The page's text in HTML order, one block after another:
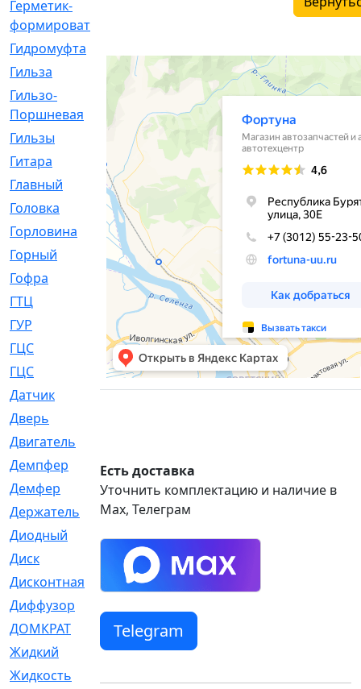
Герметик-
формирователь
Гидромуфта
Гильза
[56]
Гильзо-
Поршневая
[13]
Гильзы
[259]
Гитара
[7]
Главный
[29]
Головка
[28]
Горловина
[14]
Горный
[1]
Гофра
[86]
ГТЦ
[96]
ГУР
ГЦC
[6]
ГЦС
[74]
Датчик
[969]
Дверь
Двигатель
Демпфер
[2]
Демфер
[1]
Держатель
[5]
Диодный
[3]
Диск
[418]
Дисконтная
[1]
Диффузор
ДОМКРАТ
[1]
Жидкий
[5]
Жидкость
Есть доставка
Уточнить комплектацию и наличие в
Max, Телеграм
Telegram